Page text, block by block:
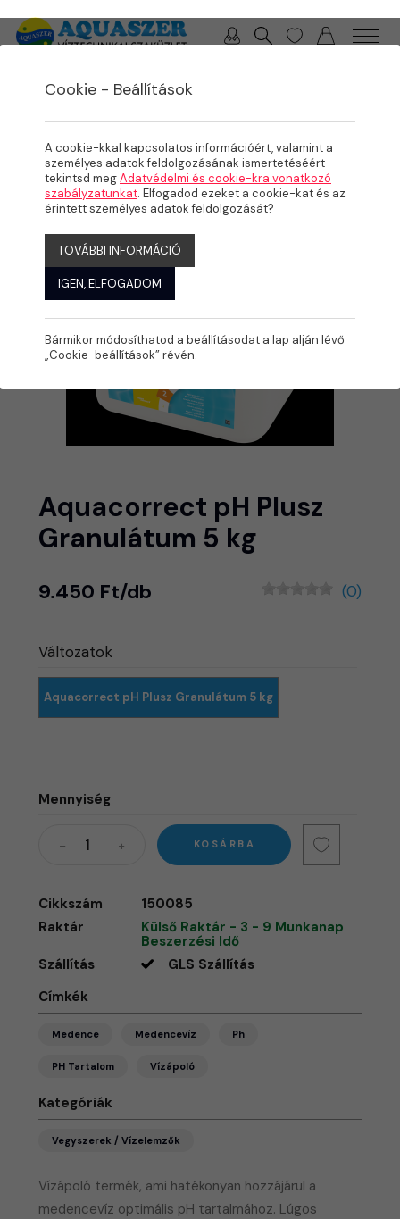
Aquacorrect pH Plusz
Granulátum 5 kg
9.450 Ft/db (0)
Vízápoló termék, ami hatékonyan hozzájárul a
medencevíz optimális pH tartalmához. Lúgos
Változatok
Aquacorrect pH Plusz Granulátum 5 kg
Mennyiség
KOSÁRBA
Cikkszám
150085
Raktár
Külső Raktár - 3 - 9 Munkanap
Beszerzési Idő
Szállítás
GLS Szállítás
Címkék
Medence Medencevíz Ph
PH Tartalom Vízápoló
Kategóriák
Vegyszerek / Vízelemzők
Cookie - Beállítások
A cookie-kkal kapcsolatos információért, valamint a
személyes adatok feldolgozásának ismertetéséért
tekintsd megAdatvédelmi és cookie-kra vonatkozó
szabályzatunkat. Elfogadod ezeket a cookie-kat és az
érintett személyes adatok feldolgozását?
TOVÁBBI INFORMÁCIÓ
IGEN, ELFOGADOM
Bármikor módosíthatod a beállításodat a lap alján lévő
„Cookie-beállítások” révén.